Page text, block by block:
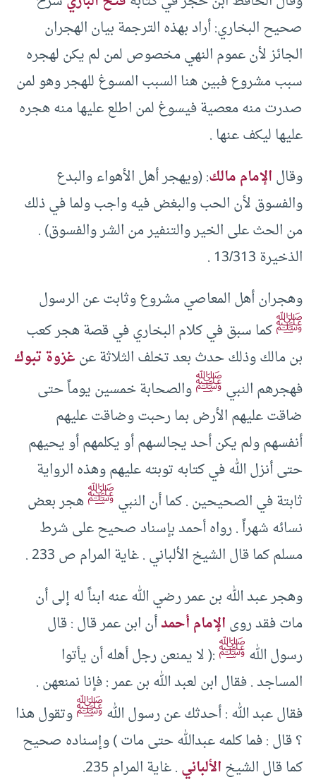
صحيح البخاري: أراد بهذه الترجمة بيان الهجران
الجائز لأن عموم النهي مخصوص لمن لم يكن لهجره
سبب مشروع فبين هنا السبب المسوغ للهجر وهو لمن
صدرت منه معصية فيسوغ لمن اطلع عليها منه هجره
عليها ليكف عنها .
وقالالإمام مالك: (ويهجر أهل الأهواء والبدع
والفسوق لأن الحب والبغض فيه واجب ولما في ذلك
من الحث على الخير والتنفير من الشر والفسوق) .
الذخيرة 13/313 .
وهجران أهل المعاصي مشروع وثابت عن الرسول
ﷺكما سبق في كلام البخاري في قصة هجر كعب
بن مالك وذلك حدث بعد تخلف الثلاثة عنغزوة تبوك
فهجرهم النبيﷺوالصحابة خمسين يوماً حتى
ضاقت عليهم الأرض بما رحبت وضاقت عليهم
أنفسهم ولم يكن أحد يجالسهم أو يكلمهم أو يحيهم
حتى أنزل الله في كتابه توبته عليهم وهذه الرواية
ثابتة في الصحيحين . كما أن النبيﷺهجر بعض
نسائه شهراً . رواه أحمد بإسناد صحيح على شرط
مسلم كما قال الشيخ الألباني . غاية المرام ص 233 .
وهجر عبد الله بن عمر رضي الله عنه ابناً له إلى أن
مات فقد روىالإمام أحمدأن ابن عمر قال : قال
رسول اللهﷺ:( لا يمنعن رجل أهله أن يأتوا
المساجد . فقال ابن لعبد الله بن عمر : فإنا نمنعهن .
فقال عبد الله : أحدثك عن رسول اللهﷺوتقول هذا
؟ قال : فما كلمه عبدالله حتى مات ) وإسناده صحيح
كما قال الشيخالألباني. غاية المرام 235.